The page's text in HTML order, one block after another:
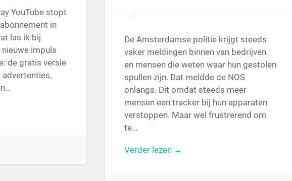
YouTube stopt
in
las ik bij
impuls
de gratis versie
De Amsterdamse politie krijgt steeds
vaker meldingen binnen van bedrijven
en mensen die weten waar hun gestolen
spullen zijn. Dat meldde de NOS
onlangs. Dit omdat steeds meer
mensen een tracker bij hun apparaten
verstoppen. Maar wel frustrerend om
te…
Verder lezen →